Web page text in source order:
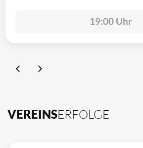
19:00 Uhr
VEREINSERFOLGE